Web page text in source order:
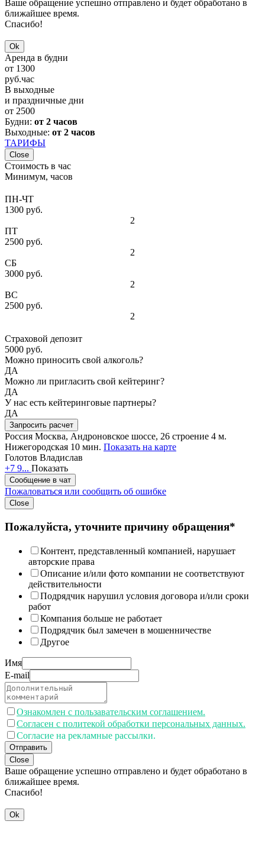
Ваше обращение успешно отправлено и будет обработано в
ближайшее время.
Спасибо!
Ok
Аренда в будни
от 1300
руб.час
В выходные
и праздничные дни
от 2500
Будни: от 2 часов
Выходные: от 2 часов
ТАРИФЫ
Close
Стоимость в час
Минимум, часов
ПН-ЧТ
1300 руб.
2
ПТ
2500 руб.
2
СБ
3000 руб.
2
ВС
2500 руб.
2
Страховой депозит
5000 руб.
Можно приносить свой алкоголь?
ДА
Можно ли пригласить свой кейтеринг?
ДА
У нас есть кейтеринговые партнеры?
ДА
Запросить расчет
Россия Москва, Андроновское шоссе, 26 строение 4 м.
Нижегородская 10 мин. Показать на карте
Голотов Владислав
+7 9... Показать
Сообщение в чат
Пожаловаться или сообщить об ошибке
Close
Пожалуйста, уточните причину обращения*
Контент, представленный компанией, нарушает
авторские права
Описание и/или фото компании не соответствуют
действительности
Подрядчик нарушил условия договора и/или сроки
работ
Компания больше не работает
Подрядчик был замечен в мошенничестве
Другое
Имя
E-mail
Ознакомлен с пользавательским соглашением.
Согласен с политекой обработки персональных данных.
Согласие на рекламные рассылки.
Отправить
Close
Ваше обращение успешно отправлено и будет обработано в
ближайшее время.
Спасибо!
Ok